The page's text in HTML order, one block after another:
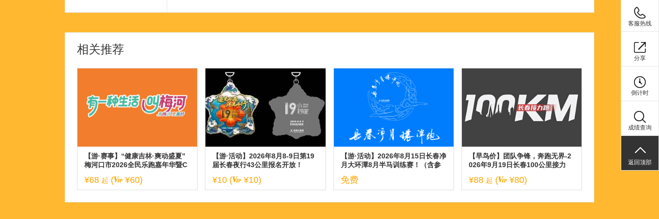
相关推荐
【游·赛事】“健康吉林·爽动盛夏”
梅河口市2026全民乐跑嘉年华暨C
¥68 起 ( ¥60)
【游·活动】2026年8月8-9日第19
届长春夜行43公里报名开放！
¥10 ( ¥10)
【游·活动】2026年8月15日长春净
月大环潭8月半马训练赛！（含参
免费
【早鸟价】团队争锋，奔跑无界-2
026年9月19日长春100公里接力
¥88 起 ( ¥80)
客服热线
分享
倒计时
成绩查询
返回顶部